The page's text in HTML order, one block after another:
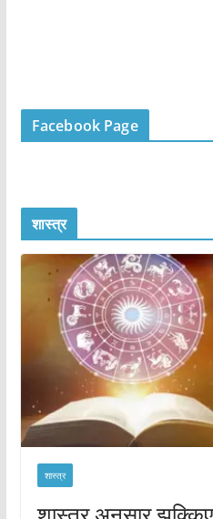
Facebook Page
शास्त्र
शास्त्र